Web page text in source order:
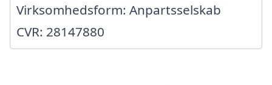
Virksomhedsform: Anpartsselskab
CVR: 28147880